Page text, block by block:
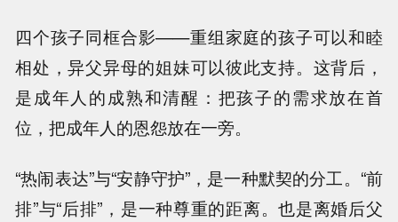
四个孩子同框合影——重组家庭的孩子可以和睦
相处，异父异母的姐妹可以彼此支持。这背后，
是成年人的成熟和清醒：把孩子的需求放在首
位，把成年人的恩怨放在一旁。
“热闹表达”与“安静守护”，是一种默契的分工。“前
排”与“后排”，是一种尊重的距离。也是离婚后父